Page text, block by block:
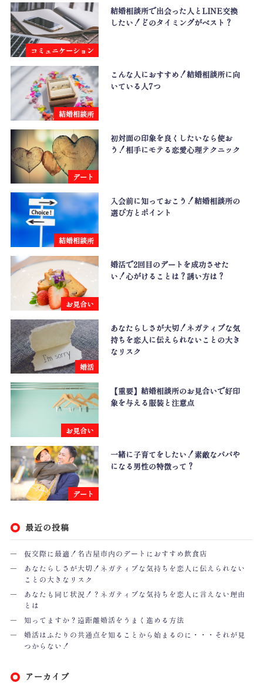
コミュニケーション
結婚相談所で出会った人とLINE交換
したい！どのタイミングがベスト？
結婚相談所
こんな人におすすめ！結婚相談所に向
いている人7つ
デート
初対面の印象を良くしたいなら使お
う！相手にモテる恋愛心理テクニック
結婚相談所
入会前に知っておこう！結婚相談所の
選び方とポイント
お見合い
婚活で2回目のデートを成功させた
い！心がけることは？誘い方は？
婚活
あなたらしさが大切！ネガティブな気
持ちを恋人に伝えられないことの大き
なリスク
お見合い
【重要】結婚相談所のお見合いで好印
象を与える服装と注意点
デート
一緒に子育てをしたい！素敵なパパや
になる男性の特徴って？
最近の投稿
仮交際に最適！名古屋市内のデートにおすすめ飲食店
あなたらしさが大切！ネガティブな気持ちを恋人に伝えられない
ことの大きなリスク
あなたも同じ状況！？ネガティブな気持ちを恋人に言えない理由
とは
知ってますか？遠距離婚活をうまく進める方法
婚活はふたりの共通点を知ることから始まるのに・・・それが見
つからない！
アーカイブ